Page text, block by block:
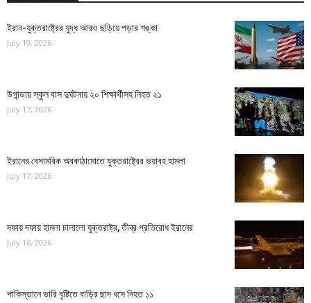
ইরান-যুক্তরাষ্ট্রের যুদ্ধ আরও ছড়িয়ে পড়ার শঙ্কা
July 19, 2026
উগান্ডায় স্কুল বাস দুর্ঘটনায় ২০ শিক্ষার্থীসহ নিহত ২১
July 17, 2026
ইরানের বেসামরিক অবকাঠামোতে যুক্তরাষ্ট্রের ভয়াবহ হামলা
July 17, 2026
দফায় দফায় হামলা চালালো যুক্তরাষ্ট্র, তীব্র প্রতিরোধ ইরানের
July 16, 2026
পাকিস্তানে ভারি বৃষ্টিতে বাড়ির ছাদ ধসে নিহত ১১